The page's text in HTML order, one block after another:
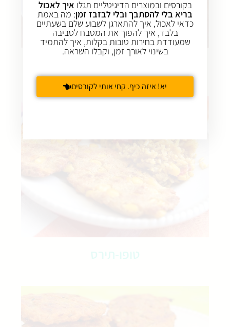
טופו-תירס
בקורסים ובמוצרים הדיגיטליים תגלו איך לאכול
בריא בלי להסתבך ובלי לבזבז זמן: מה באמת
כדאי לאכול, איך להתארגן לשבוע שלם בשעתיים
בלבד, איך להפוך את המטבח לסביבה
שמעודדת בחירות טובות בקלות, איך להתמיד
בשינוי לאורך זמן, וקבלו השראה.
יא! איזה כיף. קחי אותי לקורסים